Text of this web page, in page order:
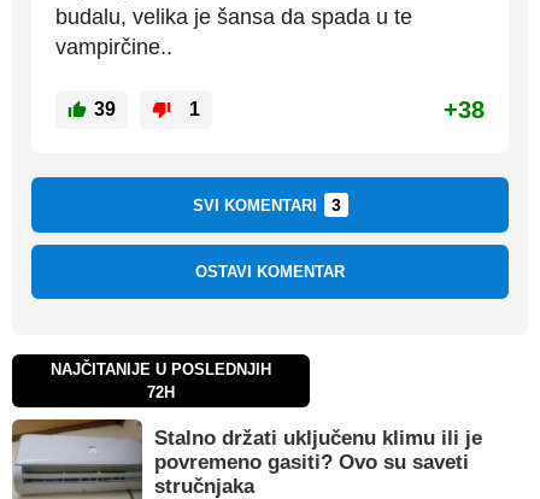
budalu, velika je šansa da spada u te
vampirčine..
39 1 +38
SVI KOMENTARI 3
OSTAVI KOMENTAR
NAJČITANIJE U POSLEDNJIH
72H
Stalno držati uključenu klimu ili je
povremeno gasiti? Ovo su saveti
stručnjaka